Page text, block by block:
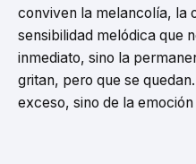
conviven la melancolía, la
sensibilidad melódica que
inmediato, sino la
gritan, pero que se
exceso, sino de la